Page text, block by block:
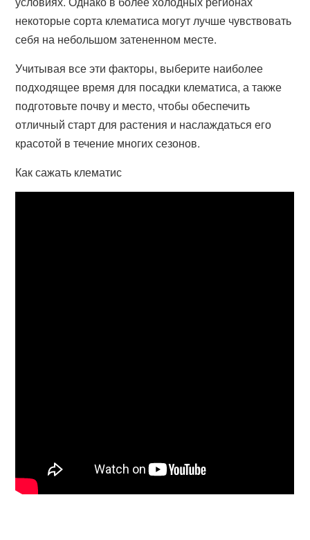
некоторые сорта клематиса могут лучше чувствовать
себя на небольшом затененном месте.
Учитывая все эти факторы, выберите наиболее
подходящее время для посадки клематиса, а также
подготовьте почву и место, чтобы обеспечить
отличный старт для растения и наслаждаться его
красотой в течение многих сезонов.
Как сажать клематис